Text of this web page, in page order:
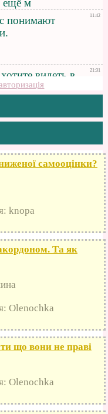
самооцінки?
knopa
Та як
Olenochka
що вони не праві
Olenochka